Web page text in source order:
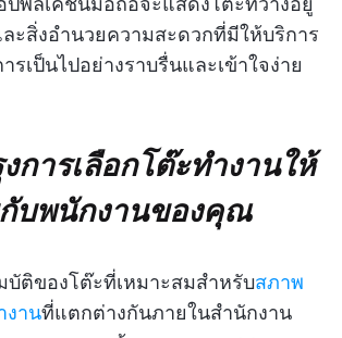
ะสิ่งอำนวยความสะดวกที่มีให้บริการ
รเป็นไปอย่างราบรื่นและเข้าใจง่าย
การเลือกโต๊ะทำงานให้
บพนักงานของคุณ
ติของโต๊ะที่เหมาะสมสำหรับสภาพ
งานที่แตกต่างกันภายในสำนักงาน